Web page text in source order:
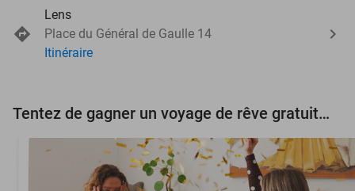
Lens
Place du Général de Gaulle 14
Itinéraire
Tentez de gagner un voyage de rêve gratuit d'une valeur de 3.000 € !